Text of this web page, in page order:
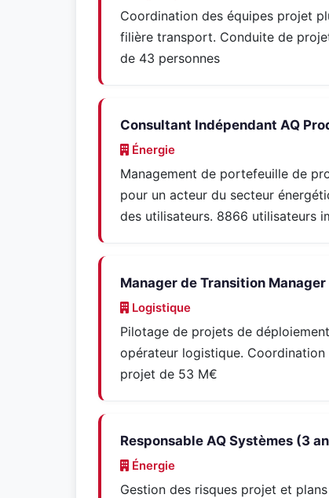
Coordination des équipes projet
filière transport. Conduite de
de 43 personnes
Consultant Indépendant AQ
Énergie
Management de portefeuille de
pour un acteur du secteur
des utilisateurs. 8866 utilisateurs
Manager de Transition
Logistique
Pilotage de projets de
opérateur logistique.
projet de 53 M€
Responsable AQ Systèmes (3
Énergie
Gestion des risques projet et